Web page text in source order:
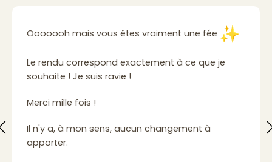
Ooooooh mais vous êtes vraiment une fée
Le rendu correspond exactement à ce que je
souhaite ! Je suis ravie !
Merci mille fois !
Il n'y a, à mon sens, aucun changement à
apporter.